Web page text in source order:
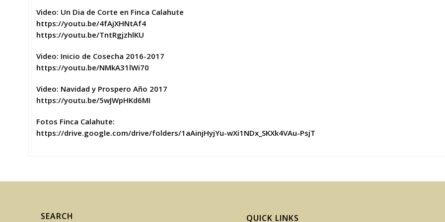
Video: Un Dia de Corte en Finca Calahute
https://youtu.be/4fAjXHNtAf4
https://youtu.be/TntRgjzhlKU
Video: Inicio de Cosecha 2016-2017
https://youtu.be/NMkA31lWi70
Video: Navidad y Prospero Año 2017
https://youtu.be/5wJWpHKd6MI
Fotos Finca Calahute:
https://drive.google.com/drive/folders/1aAinjHyjYu-wXi1NDx_SKXk4VAu-PsjT
SEARCH QUICK LINKS